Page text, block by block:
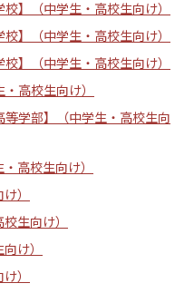
】（中学生・高校生向け）
】（中学生・高校生向け）
】（中学生・高校生向け）
高校生向け）
等学部】（中学生・高校生向
高校生向け）
）
生向け）
け）
）